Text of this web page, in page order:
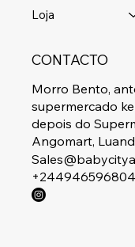
Loja
CONTACTO
Morro Bento,
supermercado
depois do
Angomart,
+244946596804